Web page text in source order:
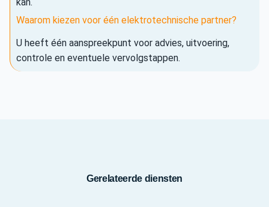
Waarom kiezen voor één elektrotechnische partner?
U heeft één aanspreekpunt voor advies, uitvoering,
controle en eventuele vervolgstappen.
Gerelateerde diensten